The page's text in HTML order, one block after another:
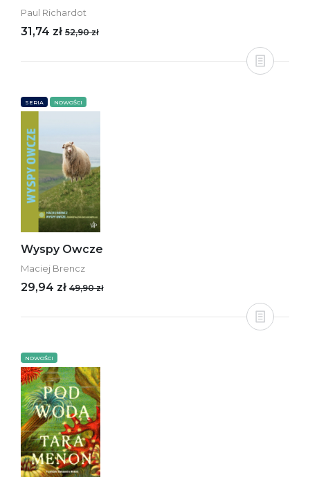
Paul Richardot
31,74 zł 52,90 zł
SERIA NOWOŚCI
Wyspy Owcze
Maciej Brencz
29,94 zł 49,90 zł
NOWOŚCI